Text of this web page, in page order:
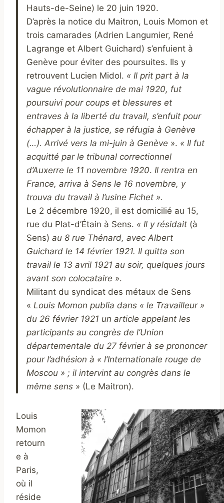
Hauts-de-Seine) le 20 juin 1920.
D’après la notice du Maitron, Louis Momon et
trois camarades (Adrien Langumier, René
Lagrange et Albert Guichard) s’enfuient à
Genève pour éviter des poursuites. Ils y
retrouvent Lucien Midol. « Il prit part à la
vague révolutionnaire de mai 1920, fut
poursuivi pour coups et blessures et
entraves à la liberté du travail, s’enfuit pour
échapper à la justice, se réfugia à Genève
(…). Arrivé vers la mi-juin à Genève ». « Il fut
acquitté par le tribunal correctionnel
d’Auxerre le 11 novembre 1920. Il rentra en
France, arriva à Sens le 16 novembre, y
trouva du travail à l’usine Fichet ».
Le 2 décembre 1920, il est domicilié au 15,
rue du Plat-d’Étain à Sens. « Il y résidait (à
Sens) au 8 rue Thénard, avec Albert
Guichard le 14 février 1921. Il quitta son
travail le 13 avril 1921 au soir, quelques jours
avant son colocataire ».
Militant du syndicat des métaux de Sens
« Louis Momon publia dans « le Travailleur »
du 26 février 1921 un article appelant les
participants au congrès de l’Union
départementale du 27 février à se prononcer
pour l’adhésion à « l’Internationale rouge de
Moscou » ; il intervint au congrès dans le
même sens » (Le Maitron).
Louis
Momon
retourn
e à
Paris,
où il
réside